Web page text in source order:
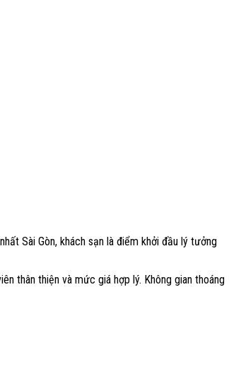
Sài Gòn, khách sạn là điểm khởi đầu lý tưởng
thân thiện và mức giá hợp lý. Không gian thoáng